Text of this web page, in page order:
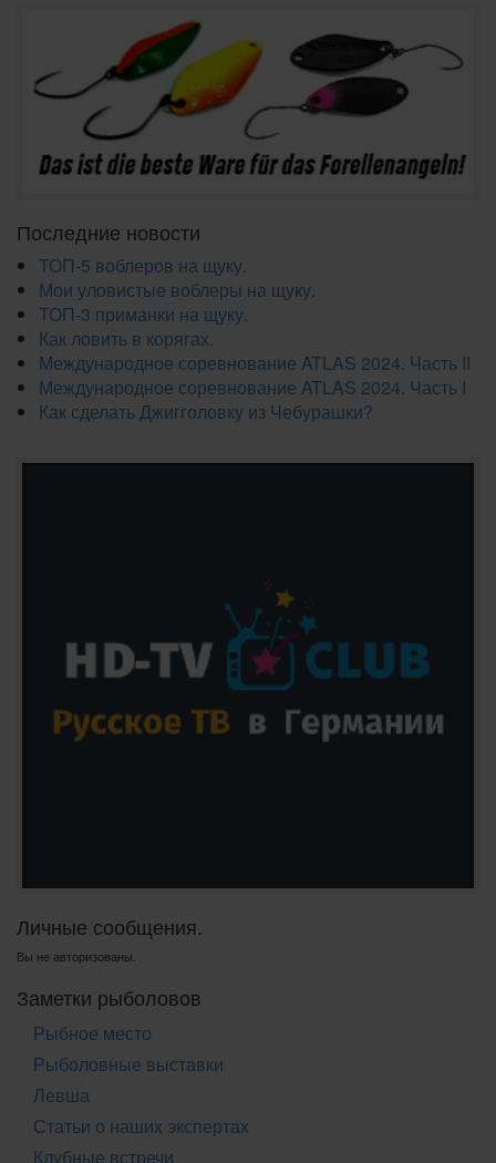
Последние новости
ТОП-5 воблеров на щуку.
Мои уловистые воблеры на щуку.
ТОП-3 приманки на щуку.
Как ловить в корягах.
Международное соревнование ATLAS 2024. Часть II
Международное соревнование ATLAS 2024. Часть I
Как сделать Джигголовку из Чебурашки?
Личные сообщения.
Вы не авторизованы.
Заметки рыболовов
Рыбное место
Рыболовные выставки
Левша
Статьи о наших экспертах
Клубные встречи